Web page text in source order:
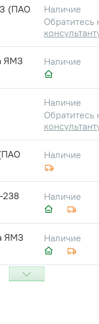
(ПАО
Наличие
Обратитесь
ЯМЗ
Наличие
Наличие
Обратитесь
Наличие
238
Наличие
ЯМЗ
Наличие
Наличие